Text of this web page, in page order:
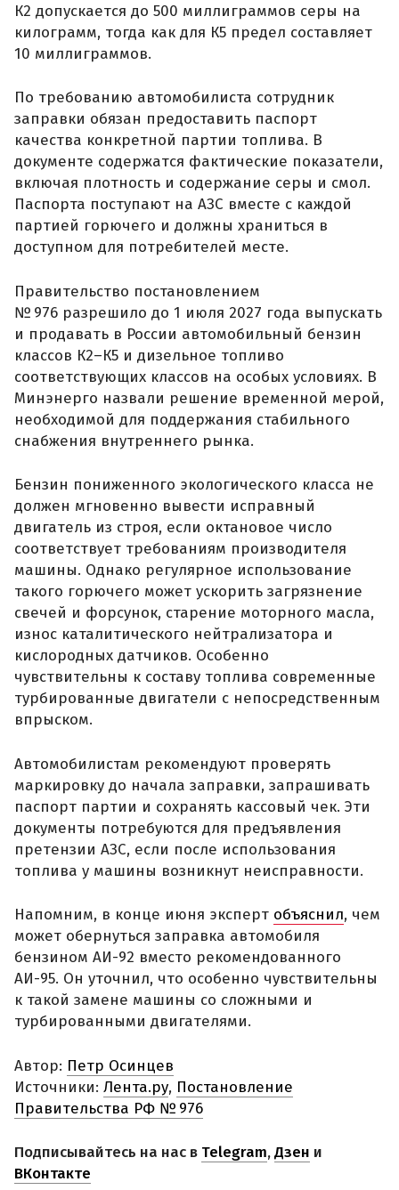
К2 допускается до 500 миллиграммов серы на
килограмм, тогда как для К5 предел составляет
10 миллиграммов.
По требованию автомобилиста сотрудник
заправки обязан предоставить паспорт
качества конкретной партии топлива. В
документе содержатся фактические показатели,
включая плотность и содержание серы и смол.
Паспорта поступают на АЗС вместе с каждой
партией горючего и должны храниться в
доступном для потребителей месте.
Правительство постановлением
№ 976 разрешило до 1 июля 2027 года выпускать
и продавать в России автомобильный бензин
классов К2–К5 и дизельное топливо
соответствующих классов на особых условиях. В
Минэнерго назвали решение временной мерой,
необходимой для поддержания стабильного
снабжения внутреннего рынка.
Бензин пониженного экологического класса не
должен мгновенно вывести исправный
двигатель из строя, если октановое число
соответствует требованиям производителя
машины. Однако регулярное использование
такого горючего может ускорить загрязнение
свечей и форсунок, старение моторного масла,
износ каталитического нейтрализатора и
кислородных датчиков. Особенно
чувствительны к составу топлива современные
турбированные двигатели с непосредственным
впрыском.
Автомобилистам рекомендуют проверять
маркировку до начала заправки, запрашивать
паспорт партии и сохранять кассовый чек. Эти
документы потребуются для предъявления
претензии АЗС, если после использования
топлива у машины возникнут неисправности.
Напомним, в конце июня эксперт объяснил, чем
может обернуться заправка автомобиля
бензином АИ-92 вместо рекомендованного
АИ-95. Он уточнил, что особенно чувствительны
к такой замене машины со сложными и
турбированными двигателями.
Автор: Петр Осинцев
Источники: Лента.ру, Постановление
Правительства РФ № 976
Подписывайтесь на нас в Telegram,Дзен и
ВКонтакте